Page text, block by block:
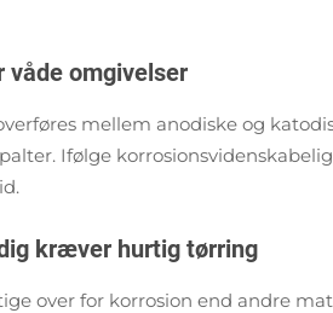
omgivelser
mellem anodiske og
Ifølge
kræver hurtig tørring
over for korrosion end andre